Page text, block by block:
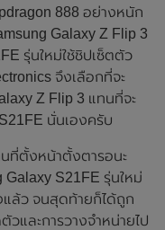
888 อย่างหนัก
Galaxy Z Flip 3
รุ่นใหม่ใช้ชิปเซ็ตตัว
จึงเลือกที่จะ
Z Flip 3 แทนที่จะ
นั่นเองครับ
ที่ตั้งหน้าตั้งตารอนะ
Galaxy S21FE รุ่นใหม่
แล้ว จนสุดท้ายก็ได้ถูก
วและการวางจำหน่ายไป